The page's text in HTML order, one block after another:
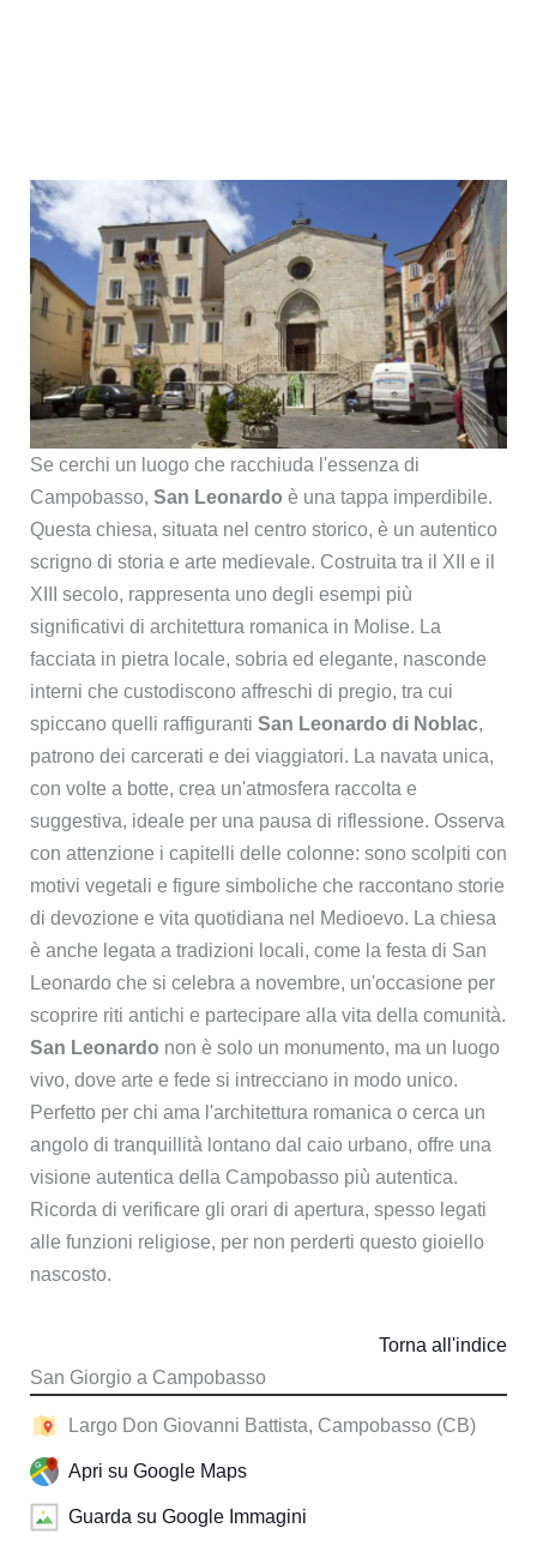
Se cerchi un luogo che racchiuda l'essenza di
Campobasso, San Leonardo è una tappa imperdibile.
Questa chiesa, situata nel centro storico, è un autentico
scrigno di storia e arte medievale. Costruita tra il XII e il
XIII secolo, rappresenta uno degli esempi più
significativi di architettura romanica in Molise. La
facciata in pietra locale, sobria ed elegante, nasconde
interni che custodiscono affreschi di pregio, tra cui
spiccano quelli raffiguranti San Leonardo di Noblac,
patrono dei carcerati e dei viaggiatori. La navata unica,
con volte a botte, crea un'atmosfera raccolta e
suggestiva, ideale per una pausa di riflessione. Osserva
con attenzione i capitelli delle colonne: sono scolpiti con
motivi vegetali e figure simboliche che raccontano storie
di devozione e vita quotidiana nel Medioevo. La chiesa
è anche legata a tradizioni locali, come la festa di San
Leonardo che si celebra a novembre, un'occasione per
scoprire riti antichi e partecipare alla vita della comunità.
San Leonardo non è solo un monumento, ma un luogo
vivo, dove arte e fede si intrecciano in modo unico.
Perfetto per chi ama l'architettura romanica o cerca un
angolo di tranquillità lontano dal caio urbano, offre una
visione autentica della Campobasso più autentica.
Ricorda di verificare gli orari di apertura, spesso legati
alle funzioni religiose, per non perderti questo gioiello
nascosto.
San Giorgio a Campobasso
Torna all'indice
Largo Don Giovanni Battista, Campobasso (CB)
Apri su Google Maps
Guarda su Google Immagini